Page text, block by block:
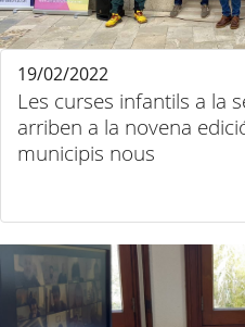
Les curses infantils a la
arriben a la novena
municipis nous
19/02/2022